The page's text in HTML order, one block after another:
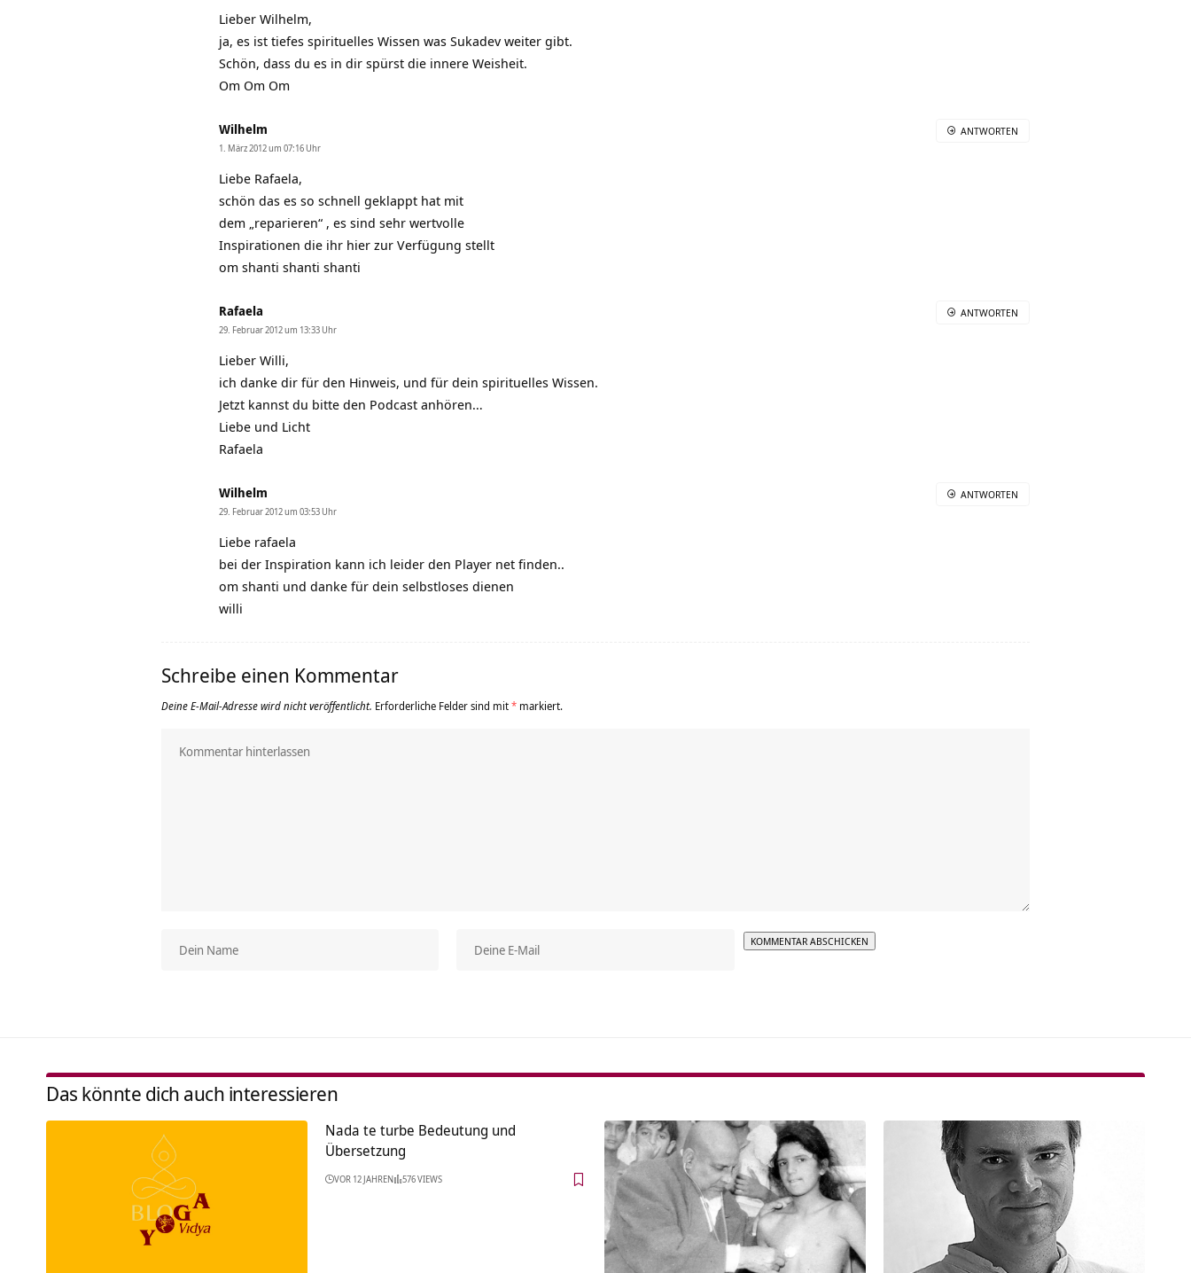
Lieber Wilhelm,
ja, es ist tiefes spirituelles Wissen was Sukadev weiter gibt.
Schön, dass du es in dir spürst die innere Weisheit.
Om Om Om
Wilhelm
1. März 2012 um 07:16 Uhr
Liebe Rafaela,
schön das es so schnell geklappt hat mit
dem „reparieren“ , es sind sehr wertvolle
Inspirationen die ihr hier zur Verfügung stellt
om shanti shanti shanti
ANTWORTEN
Rafaela
29. Februar 2012 um 13:33 Uhr
Lieber Willi,
ich danke dir für den Hinweis, und für dein spirituelles Wissen.
Jetzt kannst du bitte den Podcast anhören…
Liebe und Licht
Rafaela
ANTWORTEN
Wilhelm
29. Februar 2012 um 03:53 Uhr
Liebe rafaela
bei der Inspiration kann ich leider den Player net finden..
om shanti und danke für dein selbstloses dienen
willi
ANTWORTEN
Schreibe einen Kommentar
Deine E-Mail-Adresse wird nicht veröffentlicht. Erforderliche Felder sind mit* markiert.
Das könnte dich auch interessieren
Nada te turbe Bedeutung und
Übersetzung
VOR 12 JAHREN 576 VIEWS